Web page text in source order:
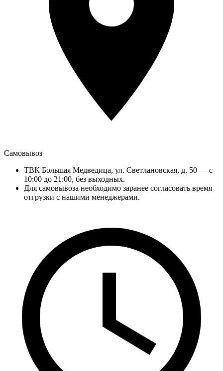
Самовывоз
ТВК Большая Медведица, ул. Светлановская, д. 50 — с
10:00 до 21:00, без выходных.
Для самовывоза необходимо заранее согласовать время
отгрузки с нашими менеджерами.